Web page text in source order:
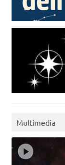
Multimedia